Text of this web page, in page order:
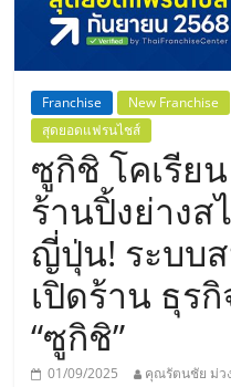
รวม
ธุรกิจ
เอ
ส
เอ็
มอี
Franchise New Franchise
สุดยอดแฟรนไชส์
ซูกิชิ โคเรีย
ร้านปิ้งย่างส
ญี่ปุ่น! ระบบ
เปิดร้าน ธุร
“ซูกิชิ”
01/09/2025 คุณรัตนชัย ม่ว